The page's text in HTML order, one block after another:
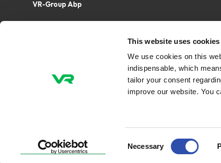
This website uses cookies
We use cookies on this
indispensable, which
tailor your consent
improve our website. You
Necessary
VR-Group Abp
Radiogatan 3, FI-00240 Helsingfors, Finland